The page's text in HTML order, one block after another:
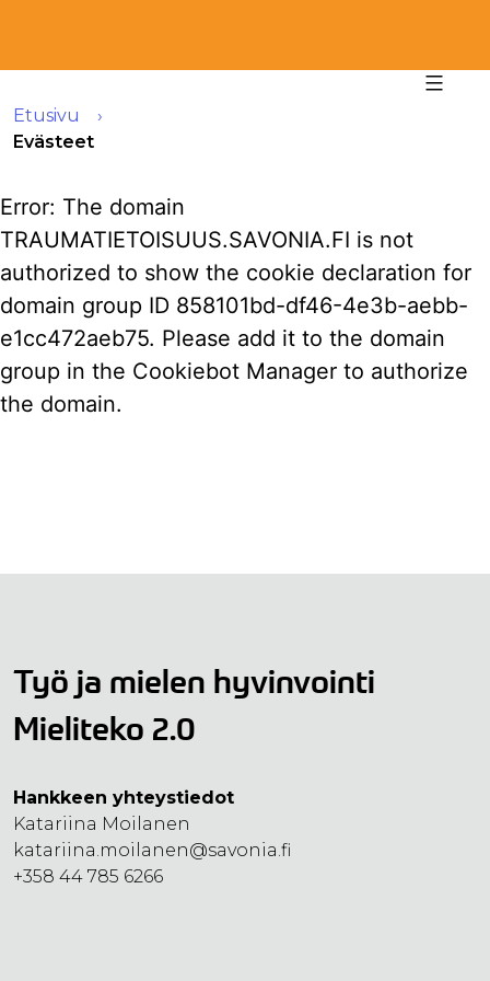
Etusivu
Evästeet
Error: The domain
TRAUMATIETOISUUS.SAVONIA.FI is not
authorized to show the cookie declaration for
domain group ID 858101bd-df46-4e3b-aebb-
e1cc472aeb75. Please add it to the domain
group in the Cookiebot Manager to authorize
the domain.
Työ ja mielen hyvinvointi
Mieliteko 2.0
Hankkeen yhteystiedot
Katariina Moilanen
katariina.moilanen@savonia.fi
+358 44 785 6266